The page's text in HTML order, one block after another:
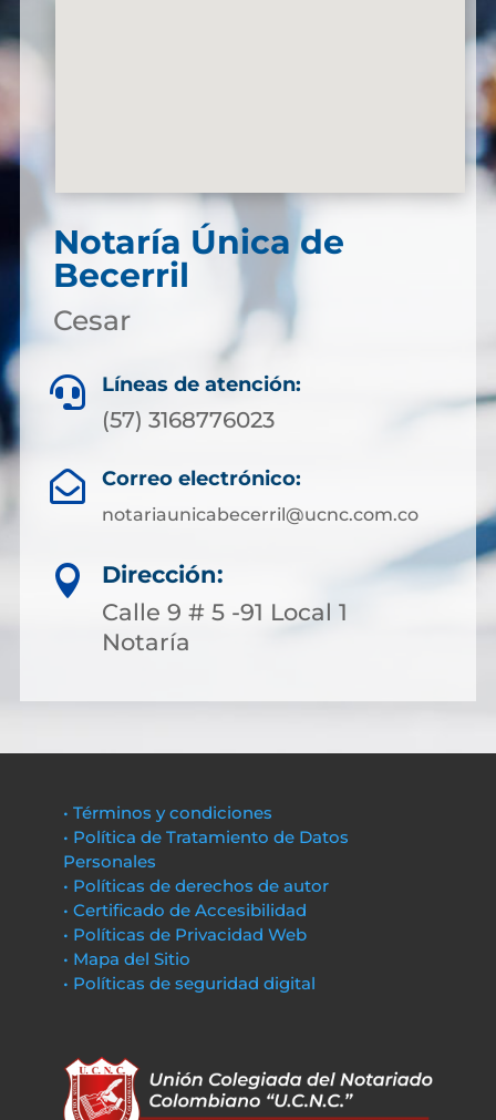
Notaría Única de
Becerril
Cesar
 Líneas de atención:
(57) 3168776023
 Correo electrónico:
notariaunicabecerril@ucnc.com.co

Dirección:
Calle 9 # 5 -91 Local 1
Notaría
• Términos y condiciones
• Política de Tratamiento de Datos
Personales
• Políticas de derechos de autor
• Certificado de Accesibilidad
• Políticas de Privacidad Web
• Mapa del Sitio
• Políticas de seguridad digital